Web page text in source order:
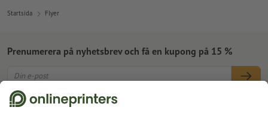
Startsida Flyer
Om oss
Prenumerera på nyhetsbrev och få en kupong på 15 %